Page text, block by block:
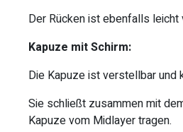
Der Rücken ist ebenfalls
Kapuze mit Schirm:
Die Kapuze ist verstellbar und
Sie schließt zusammen mit
Kapuze vom Midlayer tragen.